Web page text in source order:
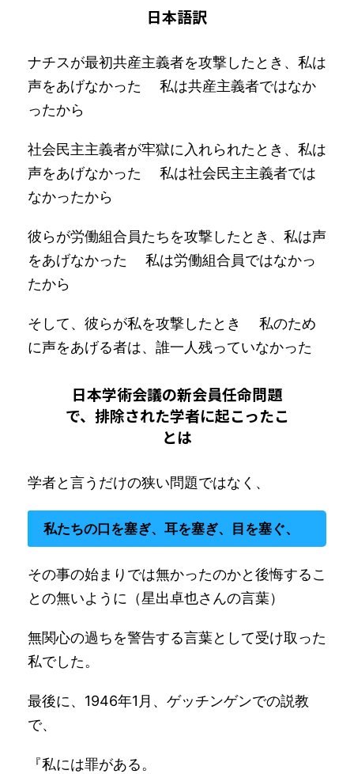
日本語訳
ナチスが最初共産主義者を攻撃したとき、私は
声をあげなかった 私は共産主義者ではなか
ったから
社会民主主義者が牢獄に入れられたとき、私は
声をあげなかった 私は社会民主主義者では
なかったから
彼らが労働組合員たちを攻撃したとき、私は声
をあげなかった 私は労働組合員ではなかっ
たから
そして、彼らが私を攻撃したとき 私のため
に声をあげる者は、誰一人残っていなかった
日本学術会議の新会員任命問題
で、排除された学者に起こったこ
とは
学者と言うだけの狭い問題ではなく、
私たちの口を塞ぎ、耳を塞ぎ、目を塞ぐ、
その事の始まりでは無かったのかと後悔するこ
との無いように（星出卓也さんの言葉）
無関心の過ちを警告する言葉として受け取った
私でした。
最後に、1946年1月、ゲッチンゲンでの説教
で、
『私には罪がある。